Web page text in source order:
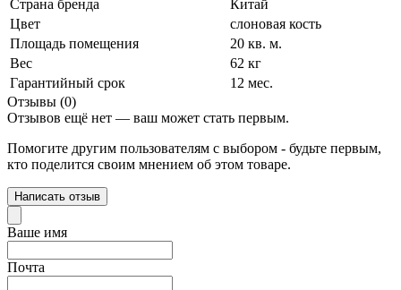
Страна бренда
Китай
Цвет
слоновая кость
Площадь помещения
20 кв. м.
Вес
62 кг
Гарантийный срок
12 мес.
Отзывы (0)
Отзывов ещё нет — ваш может стать первым.
Помогите другим пользователям с выбором - будьте первым,
кто поделится своим мнением об этом товаре.
Написать отзыв
Ваше имя
Почта